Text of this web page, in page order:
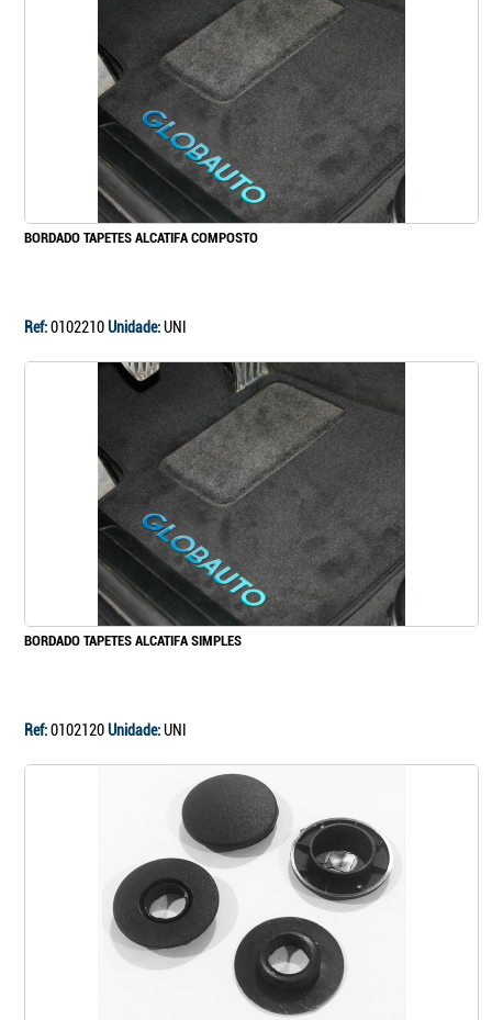
BORDADO TAPETES ALCATIFA COMPOSTO
Ref:0102210Unidade:UNI
BORDADO TAPETES ALCATIFA SIMPLES
Ref:0102120Unidade:UNI
Continuar a comprar
Ir para o carrinho